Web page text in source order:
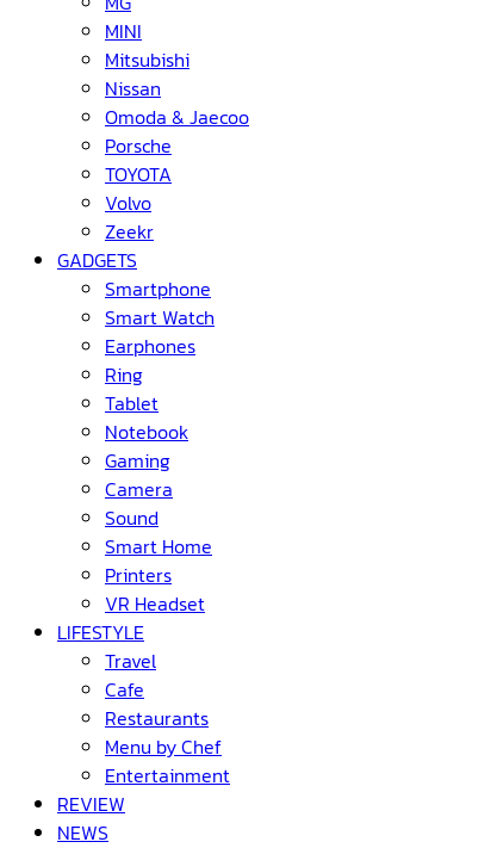
MINI
Mitsubishi
Nissan
Omoda & Jaecoo
Porsche
TOYOTA
Volvo
Zeekr
GADGETS
Smartphone
Smart Watch
Earphones
Ring
Tablet
Notebook
Gaming
Camera
Sound
Smart Home
Printers
VR Headset
LIFESTYLE
Travel
Cafe
Restaurants
Menu by Chef
Entertainment
REVIEW
NEWS